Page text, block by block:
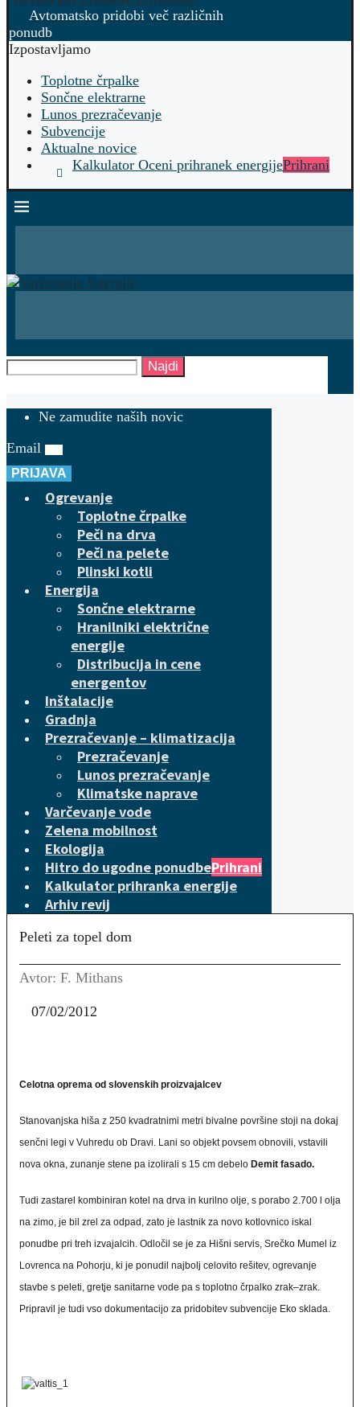
Avtomatsko pridobi več različnih
ponudb
Izpostavljamo
Toplotne črpalke
Sončne elektrarne
Lunos prezračevanje
Subvencije
Aktualne novice
Kalkulator Oceni prihranek energijePrihrani
Najdi
Ne zamudite naših novic
Email
PRIJAVA
Ogrevanje
Toplotne črpalke
Peči na drva
Peči na pelete
Plinski kotli
Energija
Sončne elektrarne
Hranilniki električne
energije
Distribucija in cene
energentov
Inštalacije
Gradnja
Prezračevanje – klimatizacija
Prezračevanje
Lunos prezračevanje
Klimatske naprave
Varčevanje vode
Zelena mobilnost
Ekologija
Hitro do ugodne ponudbePrihrani
Kalkulator prihranka energije
Arhiv revij
Peleti za topel dom
Avtor: F. Mithans
07/02/2012
Celotna oprema od slovenskih proizvajalcev
Stanovanjska hiša z 250 kvadratnimi metri bivalne površine stoji na dokaj
senčni legi v Vuhredu ob Dravi. Lani so objekt povsem obnovili, vstavili
nova okna, zunanje stene pa izolirali s 15 cm debelo Demit fasado.
Tudi zastarel kombiniran kotel na drva in kurilno olje, s porabo 2.700 l olja
na zimo, je bil zrel za odpad, zato je lastnik za novo kotlovnico iskal
ponudbe pri treh izvajalcih. Odločil se je za Hišni servis, Srečko Mumel iz
Lovrenca na Pohorju, ki je ponudil najbolj celovito rešitev, ogrevanje
stavbe s peleti, gretje sanitarne vode pa s toplotno črpalko zrak–zrak.
Pripravil je tudi vso dokumentacijo za pridobitev subvencije Eko sklada.